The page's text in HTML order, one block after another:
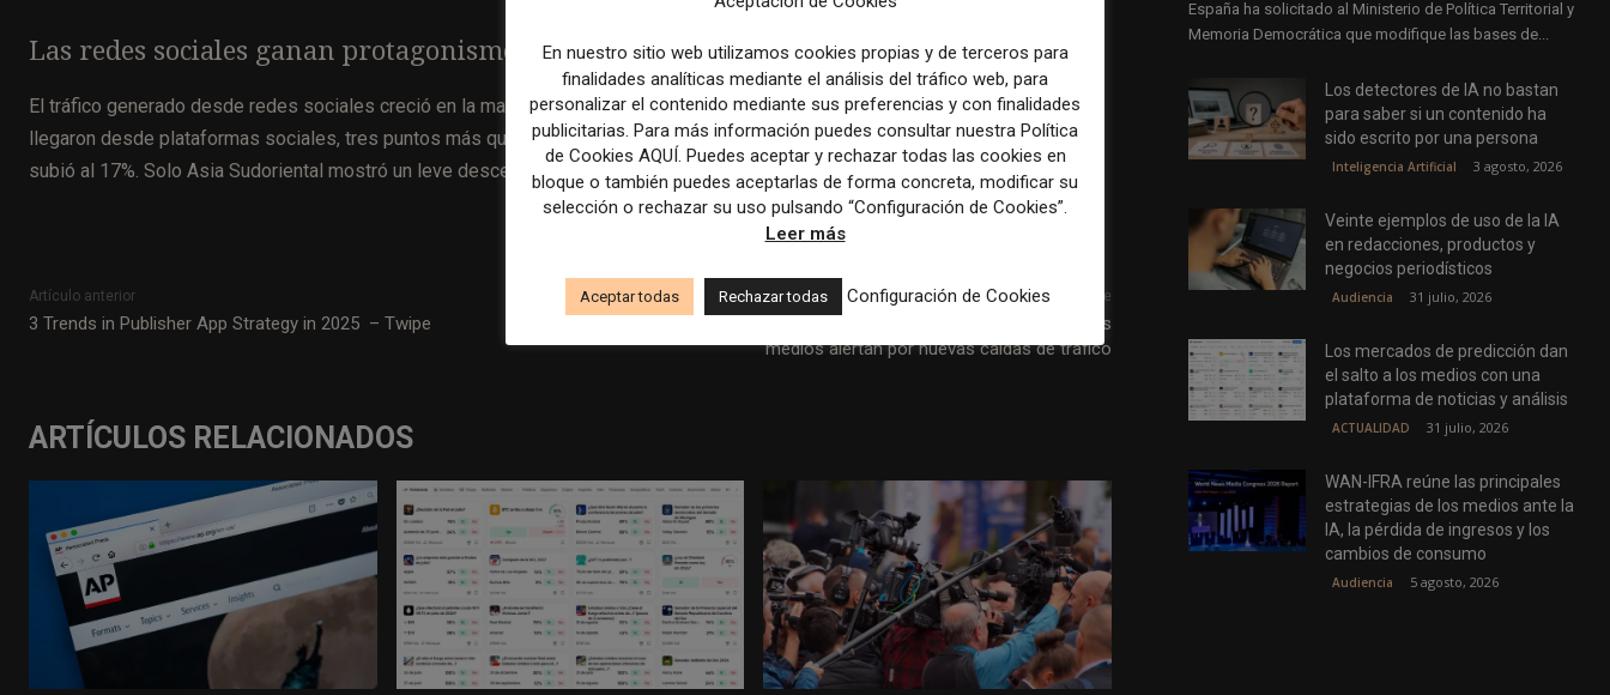
Las redes sociales ganan protagonismo
El tráfico generado desde redes sociales creció en la mayoría de regiones. En África, el 23% de las visitas a medios digitales
llegaron desde plataformas sociales, tres puntos más que en el último trimestre de 2024. En América del Norte, el porcentaje
subió al 17%. Solo Asia Sudoriental mostró un leve descenso del 1%.
Artículo anterior
3 Trends in Publisher App Strategy in 2025 – Twipe
Artículo siguiente
Google amplía el uso de resúmenes por IA en Discover y los
medios alertan por nuevas caídas de tráfico
ARTÍCULOS RELACIONADOS
España ha solicitado al Ministerio de Política Territorial y
Memoria Democrática que modifique las bases de...
Los detectores de IA no bastan
para saber si un contenido ha
sido escrito por una persona
Inteligencia Artificial 3 agosto, 2026
Veinte ejemplos de uso de la IA
en redacciones, productos y
negocios periodísticos
Audiencia 31 julio, 2026
Los mercados de predicción dan
el salto a los medios con una
plataforma de noticias y análisis
ACTUALIDAD 31 julio, 2026
WAN-IFRA reúne las principales
estrategias de los medios ante la
IA, la pérdida de ingresos y los
cambios de consumo
Audiencia 5 agosto, 2026
En nuestro sitio web utilizamos cookies propias y de terceros para
finalidades analíticas mediante el análisis del tráfico web, para
personalizar el contenido mediante sus preferencias y con finalidades
publicitarias. Para más información puedes consultar nuestra Política
de Cookies AQUÍ. Puedes aceptar y rechazar todas las cookies en
bloque o también puedes aceptarlas de forma concreta, modificar su
selección o rechazar su uso pulsando “Configuración de Cookies”.
Leer más
Aceptar todas Rechazar todas Configuración de Cookies